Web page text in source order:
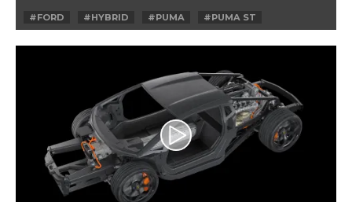
#FORD #HYBRID #PUMA #PUMA ST